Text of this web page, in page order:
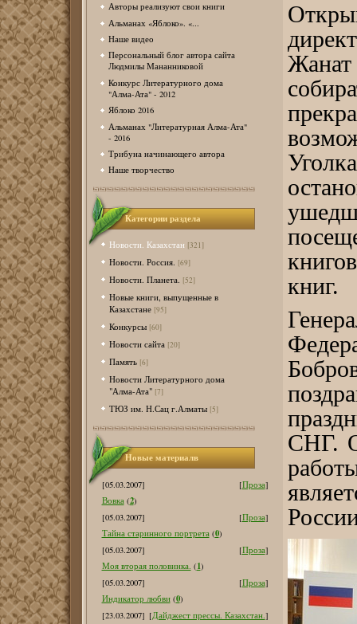
Авторы реализуют свои книги
Альманах «Яблоко». «...
Наше видео
Персональный блог автора сайта
Людмилы Мананниковой
Конкурс Литературного дома
"Алма-Ата" - 2012
Яблоко 2016
Альманах "Литературная Алма-Ата"
- 2016
Трибуна начинающего автора
Наше творчество
Категории раздела
Новости. Казахстан [321]
Новости. Россия. [69]
Новости. Планета. [52]
Новые книги, выпущенные в
Казахстане [95]
Конкурсы [60]
Новости сайта [20]
Память [6]
Новости Литературного дома
"Алма-Ата" [7]
ТЮЗ им. Н.Сац г.Алматы [5]
Новые материалв
[05.03.2007] [Проза]
Вовка (2)
[05.03.2007]
[Проза]
Тайна старинного портрета (0)
[05.03.2007]
[Проза]
Моя вторая половинка. (1)
[05.03.2007]
[Проза]
Индикатор любви (0)
[23.03.2007] [Дайджест прессы. Казахстан.]
книг.
СНГ.